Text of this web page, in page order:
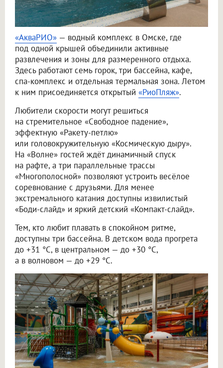
«АкваРИО» — водный комплекс в Омске, где
под одной крышей объединили активные
развлечения и зоны для размеренного отдыха.
Здесь работают семь горок, три бассейна, кафе,
спа-комплекс и отдельная термальная зона. Летом
к ним присоединяется открытый «РиоПляж».
Любители скорости могут решиться
на стремительное «Свободное падение»,
эффектную «Ракету-петлю»
или головокружительную «Космическую дыру».
На «Волне» гостей ждёт динамичный спуск
на рафте, а три параллельные трассы
«Многополосной» позволяют устроить весёлое
соревнование с друзьями. Для менее
экстремального катания доступны извилистый
«Боди-слайд» и яркий детский «Компакт-слайд».
Тем, кто любит плавать в спокойном ритме,
доступны три бассейна. В детском вода прогрета
до +31 °C, в центральном — до +30 °C,
а в волновом — до +29 °C.